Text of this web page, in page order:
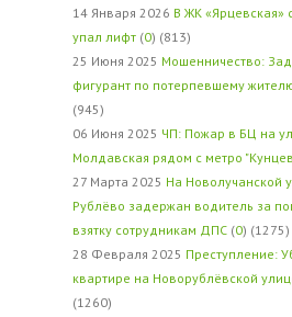
14 Января 2026 В ЖК «Ярцевская»
упал лифт (0) (813)
25 Июня 2025 Мошенничество:
фигурант по потерпевшему
(945)
06 Июня 2025 ЧП: Пожар в БЦ на
Молдавская рядом с метро
27 Марта 2025 На Новолучанской
Рублёво задержан водитель за
взятку сотрудникам ДПС (0) (1275)
28 Февраля 2025 Преступление:
квартире на Новорублёвской
(1260)